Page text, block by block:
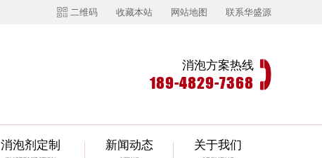
二维码 收藏本站 网站地图 联系华盛源
消泡方案热线
189-4829-7368
消泡剂定制 新闻动态 关于我们